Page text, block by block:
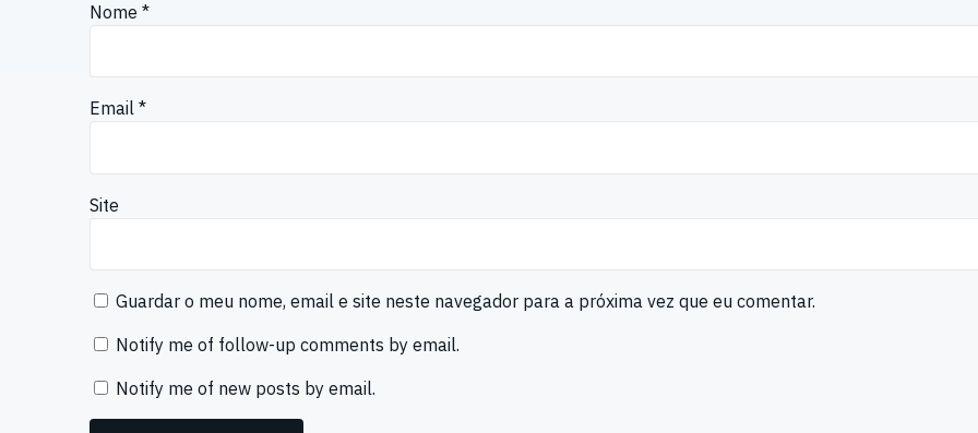
Nome *
Email *
Site
Guardar o meu nome, email e site neste navegador para a próxima vez que eu comentar.
Notify me of follow-up comments by email.
Notify me of new posts by email.